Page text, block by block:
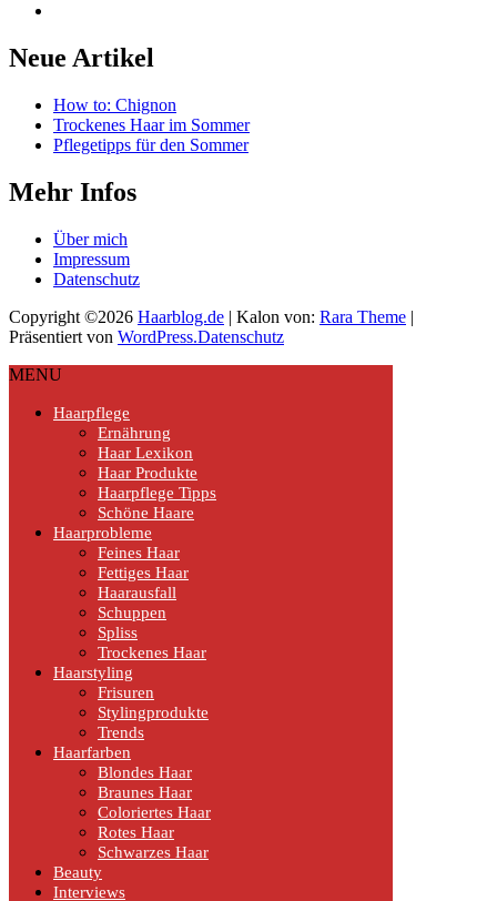
Neue Artikel
How to: Chignon
Trockenes Haar im Sommer
Pflegetipps für den Sommer
Mehr Infos
Über mich
Impressum
Datenschutz
Copyright ©2026 Haarblog.de | Kalon von: Rara Theme |
Präsentiert von WordPress.Datenschutz
MENU
Haarpflege
Ernährung
Haar Lexikon
Haar Produkte
Haarpflege Tipps
Schöne Haare
Haarprobleme
Feines Haar
Fettiges Haar
Haarausfall
Schuppen
Spliss
Trockenes Haar
Haarstyling
Frisuren
Stylingprodukte
Trends
Haarfarben
Blondes Haar
Braunes Haar
Coloriertes Haar
Rotes Haar
Schwarzes Haar
Beauty
Interviews